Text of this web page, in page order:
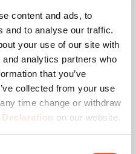
content and ads, to
and to analyse our traffic.
your use of our site with
analytics partners who
that you’ve
collected from your use
time change or withdraw
on our website.
5 jaar
Zwart
11.6
17.3